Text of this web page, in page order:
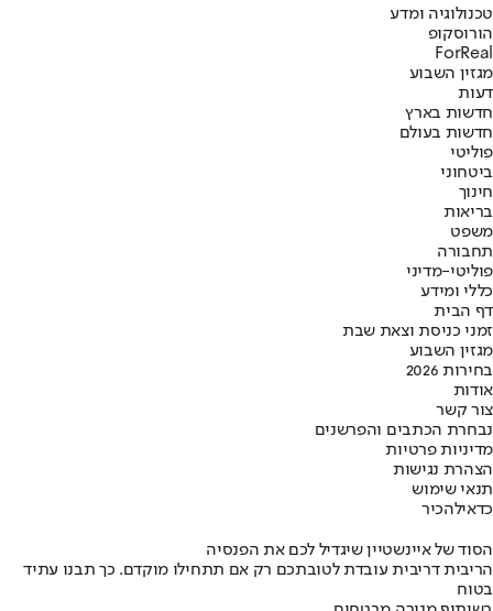
טכנולוגיה ומדע
הורוסקופ
ForReal
מגזין השבוע
דעות
חדשות בארץ
חדשות בעולם
פוליטי
ביטחוני
חינוך
בריאות
משפט
תחבורה
פוליטי-מדיני
כללי ומידע
דף הבית
זמני כניסת וצאת שבת
מגזין השבוע
בחירות 2026
אודות
צור קשר
נבחרת הכתבים והפרשנים
מדיניות פרטיות
הצהרת נגישות
תנאי שימוש
כדאילהכיר
הסוד של איינשטיין שיגדיל לכם את הפנסיה
הריבית דריבית עובדת לטובתכם רק אם תתחילו מוקדם. כך תבנו עתיד
בטוח